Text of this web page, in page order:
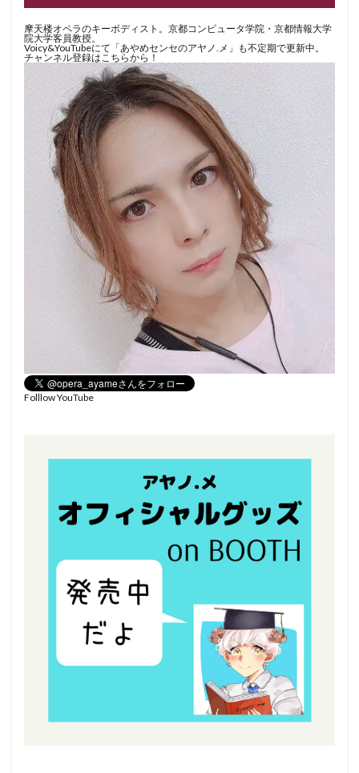
摩天楼オペラのキーボディスト。京都コンピュータ学院・京都情報大学
院大学客員教授。
Voicy&YouTubeにて「あやめセンセのアヤノ.メ」も不定期で更新中。
チャンネル登録はこちらから！
Folllow YouTube